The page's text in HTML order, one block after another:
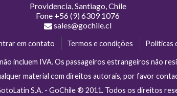
Providencia, Santiago, Chile
Fone +56 (9) 6309 1076
sales@gochile.cl
em contato Termos e condições Políticas
incluem IVA. Os passageiros estrangeiros não
material com direitos autorais, por favor
S.A. - GoChile ® 2011. Todos os direitos